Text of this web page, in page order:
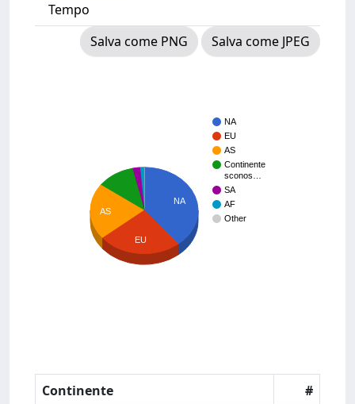
Tempo
Salva come PNG
Salva come JPEG
NA
EU
AS
Continente
sconos…
SA
AF
Other
NA
AS
EU
Continente
#